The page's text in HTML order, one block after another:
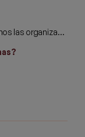
organizaciones